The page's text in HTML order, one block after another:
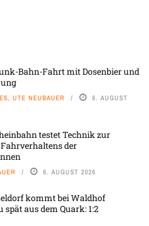
Bahn-Fahrt mit Dosenbier und
UTE NEUBAUER 8. AUGUST
testet Technik zur
der
8. AUGUST 2026
kommt bei Waldhof
aus dem Quark: 1:2